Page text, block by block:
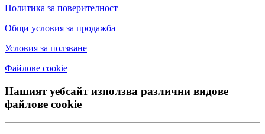
Политика за поверителност
Общи условия за продажба
Условия за ползване
Файлове сookie
Нашият уебсайт използва различни видове
файлове cookie